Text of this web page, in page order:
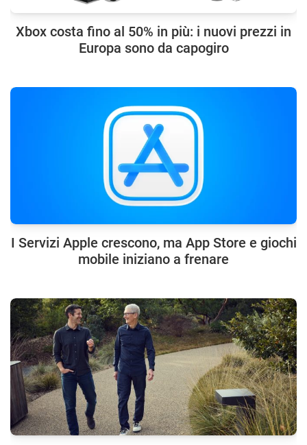
Xbox costa fino al 50% in più: i nuovi prezzi in
Europa sono da capogiro
I Servizi Apple crescono, ma App Store e giochi
mobile iniziano a frenare